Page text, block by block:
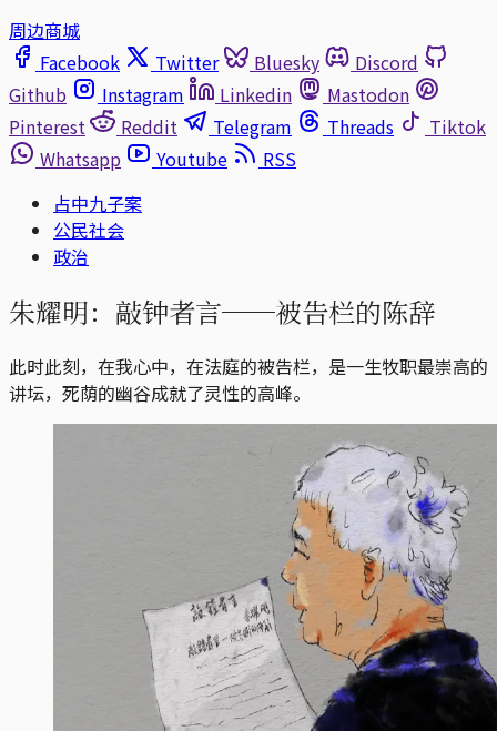
周边商城
Facebook
Twitter Bluesky
Discord
Github
Instagram Linkedin
Mastodon
Pinterest
Reddit Telegram Threads
Tiktok
Whatsapp
Youtube
RSS
占中九子案
公民社会
政治
朱耀明：敲钟者言──被告栏的陈辞
此时此刻，在我心中，在法庭的被告栏，是一生牧职最崇高的
讲坛，死荫的幽谷成就了灵性的高峰。